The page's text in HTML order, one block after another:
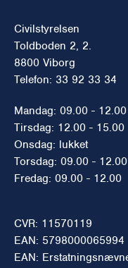
Civilstyrelsen
Toldboden 2, 2.
8800 Viborg
Telefon: 33 92 33 34
Mandag: 09.00 - 12.00
Tirsdag: 12.00 - 15.00
Onsdag: lukket
Torsdag: 09.00 - 12.00
Fredag: 09.00 - 12.00
CVR: 11570119
EAN: 5798000065994
EAN: